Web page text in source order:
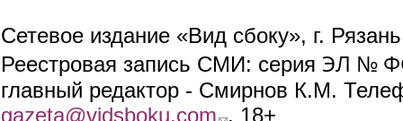
Сетевое издание «Вид сбоку», г.
Реестровая запись СМИ: серия ЭЛ №
главный редактор - Смирнов К.М.
gazeta@vidsboku.com (link sends e-mail)
. 18+